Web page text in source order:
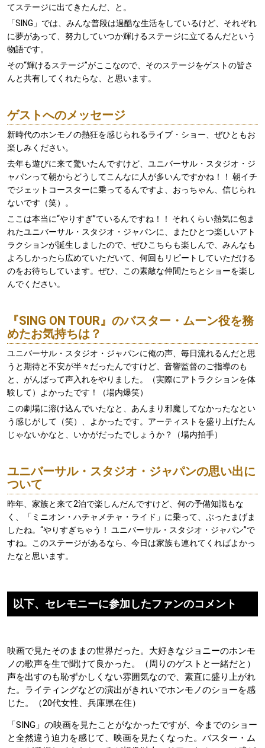
てステージに出てきたんだ、と。
「SING」では、みんな普段は過酷な生活をしているけど、それぞれ
に夢があって、努力していつか輝けるステージに立てるんだという
物語です。
その“輝けるステージ”がここなので、そのステージをゲストの皆さ
んと共有してくれたらな、と思います。
ゲストへのメッセージ
新時代のホンモノの熱狂を感じられるライブ・ショー、ぜひともお
楽しみください。
去年も遊びに来て驚いたんですけど、ユニバーサル・スタジオ・ジ
ャパンって朝からどうしてこんなに人が多いんですかね！！ 朝イチ
でジェットコースターに乗ってるんですよ、おっちゃん、信じられ
ないです（笑）。
ここは本当に“やりすぎ”ているんですね！！ それくらい熱気に包ま
れたユニバーサル・スタジオ・ジャパンに、またひとつ楽しいアト
ラクションが誕生しましたので、ぜひこちらも楽しんで、みんなも
よろしかったら広めていただいて、何回もリピートしていただける
のをお待ちしています。ぜひ、この素敵な仲間たちとショーを楽し
んでください。
『SING ON TOUR』のバスター・ムーン役を務
めたお気持ちは？
ユニバーサル・スタジオ・ジャパンに俺の声、毎日流れるんだと思
うと期待と不安が半々だったんですけど、音響監督のご指導のも
と、がんばって声入れをやりました。（実際にアトラクションを体
験して）よかったです！（場内爆笑）
この劇場に溶け込んでいたなと、あんまり邪魔してなかったなとい
う感じがして（笑）、よかったです。アーティストを盛り上げたん
じゃないかなと、いかがだったでしょうか？（場内拍手）
ユニバーサル・スタジオ・ジャパンの思い出に
ついて
昨年、家族と来て2泊で楽しんだんですけど、何の予備知識もな
く、「ミニオン・ハチャメチャ・ライド」に乗って、ぶったまげま
したね。“やりすぎちゃう！ ユニバーサル・スタジオ・ジャパン”で
すね。このステージがあるなら、今日は家族も連れてくればよかっ
たなと思います。
以下、セレモニーに参加したファンのコメント
映画で見たそのままの世界だった。大好きなジョニーのホンモ
ノの歌声を生で聞けて良かった。（周りのゲストと一緒だと）
声を出すのも恥ずかしくない雰囲気なので、素直に盛り上がれ
た。ライティングなどの演出がきれいでホンモノのショーを感
じた。（20代女性、兵庫県在住）
「SING」の映画を見たことがなかったですが、今までのショー
と全然違う迫力を感じて、映画を見たくなった。バスター・ム